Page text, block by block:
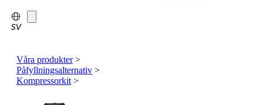
SV
Våra produkter>
Påfyllningsalternativ >
Kompressorkit >